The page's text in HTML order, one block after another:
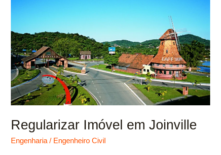
Regularizar Imóvel em Joinville
Engenharia/ Engenheiro Civil